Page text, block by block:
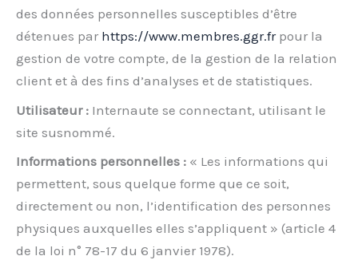
des données personnelles susceptibles d’être
détenues par https://www.membres.ggr.frpour la
gestion de votre compte, de la gestion de la relation
client et à des fins d’analyses et de statistiques.
Utilisateur : Internaute se connectant, utilisant le
site susnommé.
Informations personnelles : « Les informations qui
permettent, sous quelque forme que ce soit,
directement ou non, l’identification des personnes
physiques auxquelles elles s’appliquent » (article 4
de la loi n° 78-17 du 6 janvier 1978).